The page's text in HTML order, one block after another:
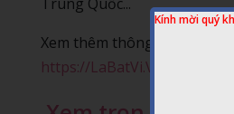
Kính mời quý
Xem thêm thông tin tại
https://